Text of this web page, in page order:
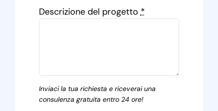
Descrizione del progetto*
Inviaci la tua richiesta e riceverai una
consulenza gratuita entro 24 ore!